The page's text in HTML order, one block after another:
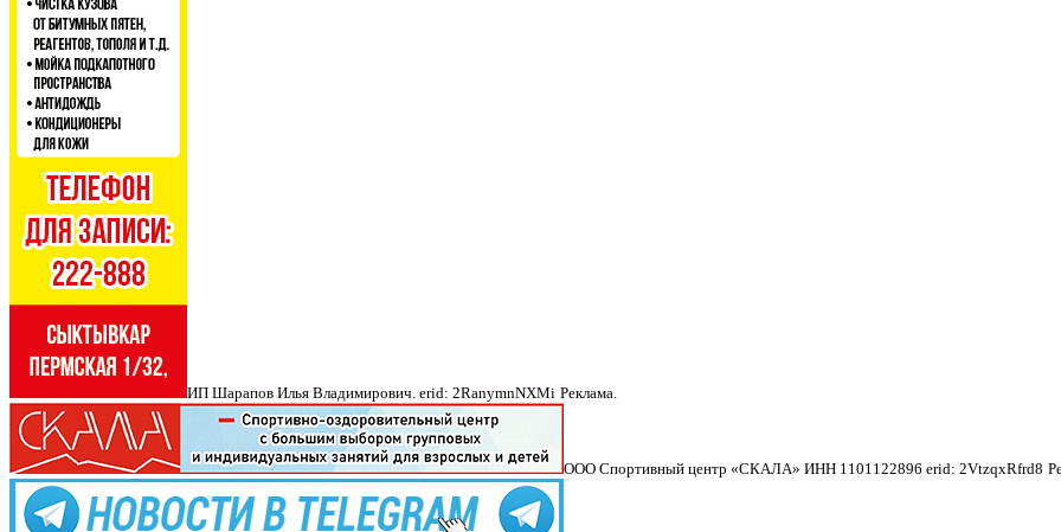
ИП Шарапов Илья Владимирович. erid: 2RanymnNXMi Реклама.
ООО Спортивный центр «СКАЛА» ИНН 1101122896 erid: 2VtzqxRfrd8